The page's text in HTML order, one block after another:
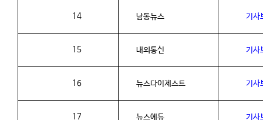
14 남동뉴스 기사
15 내외통신 기사
16 뉴스다이제스트 기사
17 뉴스에듀 기사